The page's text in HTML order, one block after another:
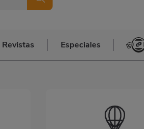
Revistas Especiales